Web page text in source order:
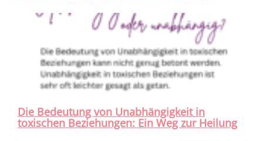
Die Bedeutung von Unabhängigkeit in
toxischen Beziehungen: Ein Weg zur Heilung